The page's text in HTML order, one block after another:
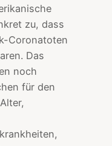
zu, dass
Coronatoten
Das
noch
für den